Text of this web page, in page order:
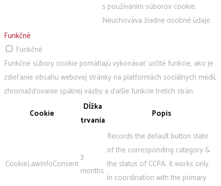
s používaním súborov cookie.
Neuchováva žiadne osobné údaje.
Funkčné
Funkčné
Funkčné súbory cookie pomáhajú vykonávať určité funkcie, ako je
zdieľanie obsahu webovej stránky na platformách sociálnych médií,
zhromažďovanie spätnej väzby a ďalšie funkcie tretích strán.
Cookie
Dĺžka
trvania
Popis
CookieLawInfoConsent
3
months
Records the default button state
of the corresponding category &
the status of CCPA. It works only
in coordination with the primary